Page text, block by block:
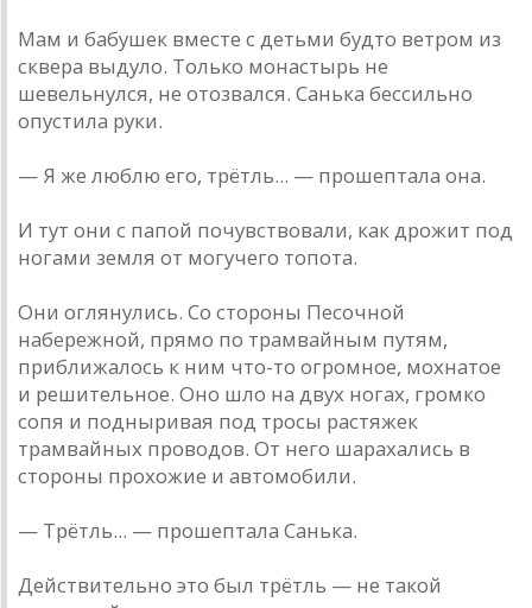
Мам и бабушек вместе с детьми будто ветром из
сквера выдуло. Только монастырь не
шевельнулся, не отозвался. Санька бессильно
опустила руки.
— Я же люблю его, трётль... — прошептала она.
И тут они с папой почувствовали, как дрожит под
ногами земля от могучего топота.
Они оглянулись. Со стороны Песочной
набережной, прямо по трамвайным путям,
приближалось к ним что-то огромное, мохнатое
и решительное. Оно шло на двух ногах, громко
сопя и подныривая под тросы растяжек
трамвайных проводов. От него шарахались в
стороны прохожие и автомобили.
— Трётль... — прошептала Санька.
Действительно это был трётль — не такой